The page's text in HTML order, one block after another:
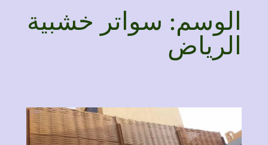
الوسم: سواتر خشبية
الرياض